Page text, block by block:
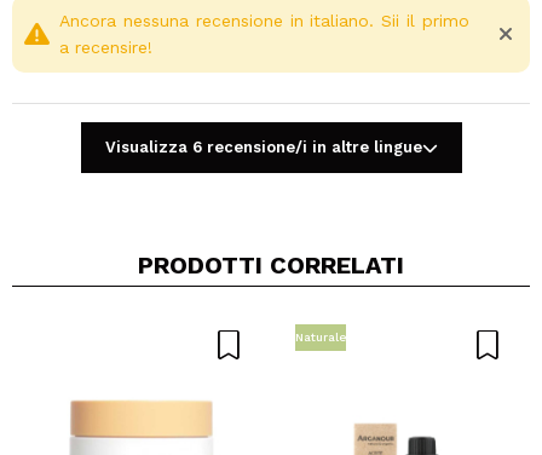
Condividi un video o una foto
Ancora nessuna recensione in italiano. Sii il primo
a recensire!
Visualizza 6 recensione/i in altre lingue
PRODOTTI CORRELATI
Naturale